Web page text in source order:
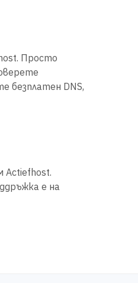
Просто
безплатен DNS,
Actiefhost.
е на